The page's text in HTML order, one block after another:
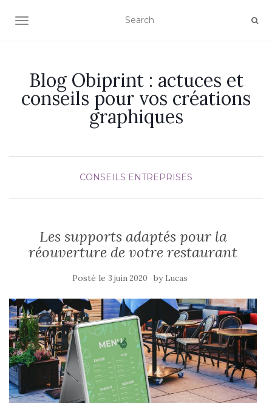
OUVRIR/FERMER LA NAVIGATION
Blog Obiprint : actuces et
conseils pour vos créations
graphiques
CONSEILS ENTREPRISES
Les supports adaptés pour la
réouverture de votre restaurant
Posté le 3 juin 2020 by Lucas